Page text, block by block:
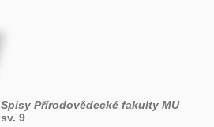
Spisy Přírodovědecké fakulty MU
sv. 9